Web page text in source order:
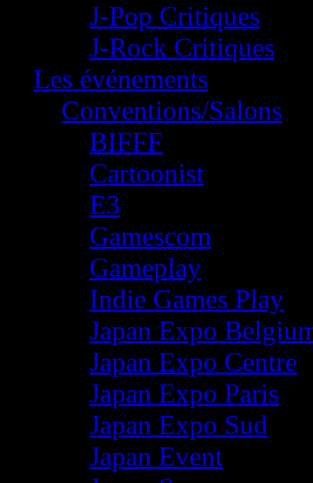
J-Pop Critiques
J-Rock Critiques
Les événements
Conventions/Salons
BIFFF
Cartoonist
E3
Gamescom
Gameplay
Indie Games Play
Japan Expo
Japan Expo Centre
Japan Expo Paris
Japan Expo Sud
Japan Event